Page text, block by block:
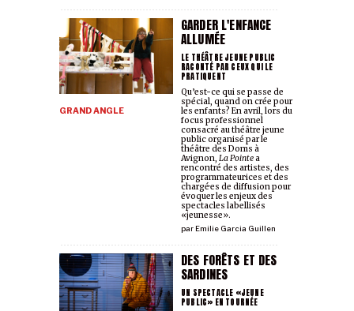
GARDER L'ENFANCE
ALLUMÉE
LE THÉÂTRE JEUNE PUBLIC
RACONTÉ PAR CEUX QUI LE
PRATIQUENT
GRAND ANGLE
parEmilie Garcia Guillen
Qu’est-ce qui se passe de
spécial, quand on crée pour
les enfants? En avril, lors du
focus professionnel
consacré au théâtre jeune
public organisé par le
théâtre des Doms à
Avignon, La Pointea
rencontré des artistes, des
programmateur·ices et des
chargé·es de diffusion pour
évoquer les enjeux des
spectacles labellisés
«jeunesse».
DES FORÊTS ET DES
SARDINES
UN SPECTACLE «JEUNE
PUBLIC» EN TOURNÉE